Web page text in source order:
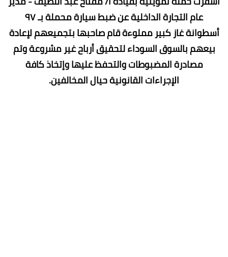
عام التجارة الداخلية عن ضبط سيارة محملة بـ ٩٧
أسطوانة غاز كبير مملوءة قام صاحبها بتجميعهم لإعادة
بيعهم بالسوق السوداء لتحقيق أرباح غير مشروعة وتم
مصادرة المضبوطات والتحفظ عليها وإتخاذ كافة
الإجراءات القانونية حيال المخالفين.